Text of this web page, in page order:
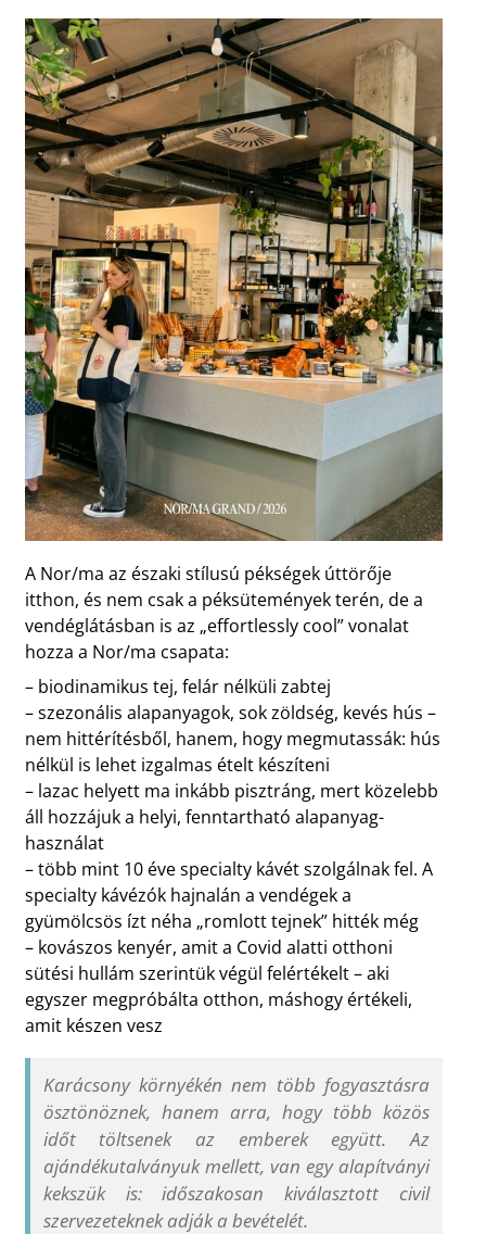
A Nor/ma az északi stílusú pékségek úttörője
itthon, és nem csak a péksütemények terén, de a
vendéglátásban is az „effortlessly cool” vonalat
hozza a Nor/ma csapata:
– biodinamikus tej, felár nélküli zabtej
– szezonális alapanyagok, sok zöldség, kevés hús –
nem hittérítésből, hanem, hogy megmutassák: hús
nélkül is lehet izgalmas ételt készíteni
– lazac helyett ma inkább pisztráng, mert közelebb
áll hozzájuk a helyi, fenntartható alapanyag-
használat
– több mint 10 éve specialty kávét szolgálnak fel. A
specialty kávézók hajnalán a vendégek a
gyümölcsös ízt néha „romlott tejnek” hitték még
– kovászos kenyér, amit a Covid alatti otthoni
sütési hullám szerintük végül felértékelt – aki
egyszer megpróbálta otthon, máshogy értékeli,
amit készen vesz
Karácsony környékén nem több fogyasztásra
ösztönöznek, hanem arra, hogy több közös
időt töltsenek az emberek együtt. Az
ajándékutalványuk mellett, van egy alapítványi
kekszük is: időszakosan kiválasztott civil
szervezeteknek adják a bevételét.